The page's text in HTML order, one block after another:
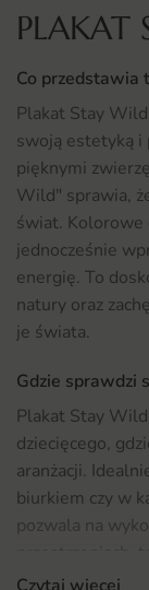
PLAKAT
Co przedstawia
Plakat Stay
swoją estetyką i
pięknymi
Wild" sprawia,
świat. Kolorowe
jednocześnie
energię. To
natury oraz
je świata.
Gdzie sprawdzi
Plakat Stay
dziecięcego,
aranżacji.
biurkiem czy w
pozwala na
dziecięcy w